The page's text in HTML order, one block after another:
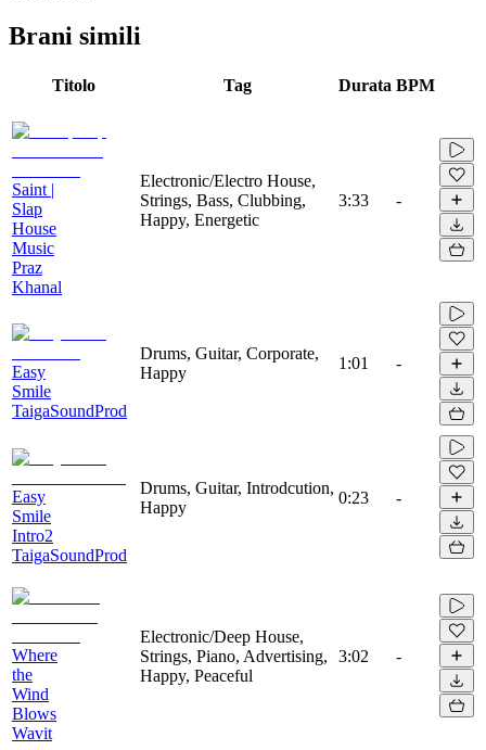
Brani simili
Titolo Tag Durata BPM
Saint |
Slap
House
Music
Praz
Khanal
Electronic/Electro House,
Strings, Bass, Clubbing,
Happy, Energetic
3:33 -
Easy
Smile
TaigaSoundProd
Drums, Guitar, Corporate,
Happy
1:01 -
Easy
Smile
Intro2
TaigaSoundProd
Drums, Guitar, Introdcution,
Happy
0:23 -
Where
the
Wind
Blows
Wavit
Electronic/Deep House,
Strings, Piano, Advertising,
Happy, Peaceful
3:02 -